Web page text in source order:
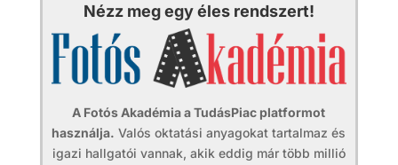
Nézz meg egy éles rendszert!
A Fotós Akadémia a TudásPiac platformot
használja. Valós oktatási anyagokat tartalmaz és
igazi hallgatói vannak, akik eddig már több millió